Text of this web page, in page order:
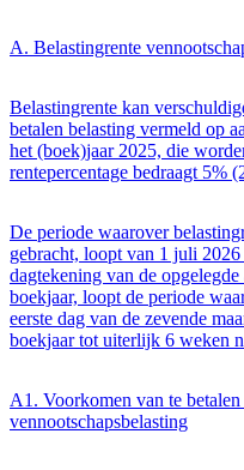
A. Belastingrente
Belastingrente kan
betalen belasting vermeld op
het (boek)jaar 2025, die
rentepercentage bedraagt 5%
De periode waarover
gebracht, loopt van 1 juli
dagtekening van de
boekjaar, loopt de periode
eerste dag van de zevende
boekjaar tot uiterlijk 6 weken
A1. Voorkomen van te betalen
vennootschapsbelasting